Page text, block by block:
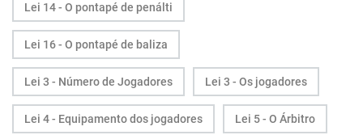
Lei 14 - O pontapé de penálti
Lei 16 - O pontapé de baliza
Lei 3 - Número de Jogadores Lei 3 - Os jogadores
Lei 4 - Equipamento dos jogadores Lei 5 - O Árbitro